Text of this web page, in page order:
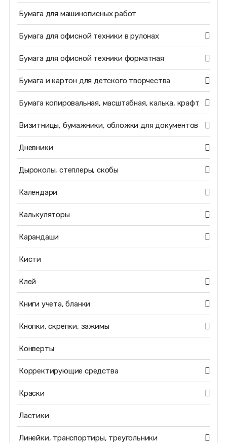
Бумага для машинописных работ
Бумага для офисной техники в рулонах
Бумага для офисной техники форматная
Бумага и картон для детского творчества
Бумага копировальная, масштабная, калька, крафт
Визитницы, бумажники, обложки для документов
Дневники
Дыроколы, степлеры, скобы
Календари
Калькуляторы
Карандаши
Кисти
Клей
Книги учета, бланки
Кнопки, скрепки, зажимы
Конверты
Корректирующие средства
Краски
Ластики
Линейки, транспортиры, треугольники